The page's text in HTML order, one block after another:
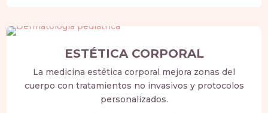
ESTÉTICA CORPORAL
La medicina estética corporal mejora zonas del
cuerpo con tratamientos no invasivos y protocolos
personalizados.